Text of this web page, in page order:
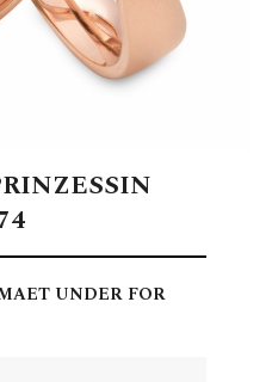
UNDER FOR